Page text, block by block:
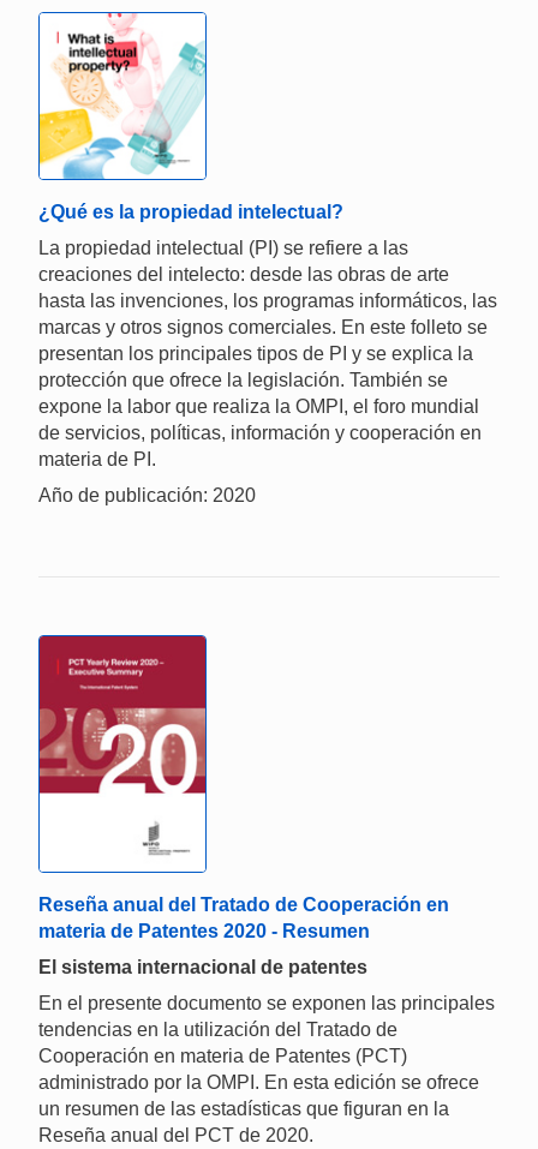
¿Qué es la propiedad intelectual?
La propiedad intelectual (PI) se refiere a las
creaciones del intelecto: desde las obras de arte
hasta las invenciones, los programas informáticos, las
marcas y otros signos comerciales. En este folleto se
presentan los principales tipos de PI y se explica la
protección que ofrece la legislación. También se
expone la labor que realiza la OMPI, el foro mundial
de servicios, políticas, información y cooperación en
materia de PI.
Año de publicación: 2020
Reseña anual del Tratado de Cooperación en
materia de Patentes 2020 - Resumen
El sistema internacional de patentes
En el presente documento se exponen las principales
tendencias en la utilización del Tratado de
Cooperación en materia de Patentes (PCT)
administrado por la OMPI. En esta edición se ofrece
un resumen de las estadísticas que figuran en la
Reseña anual del PCT de 2020.